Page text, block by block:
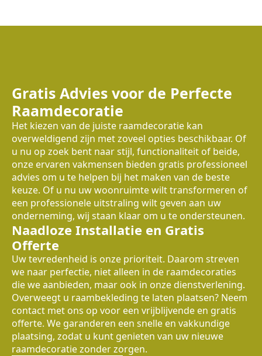
Gratis Advies voor de Perfecte
Raamdecoratie
Het kiezen van de juiste raamdecoratie kan
overweldigend zijn met zoveel opties beschikbaar. Of
u nu op zoek bent naar stijl, functionaliteit of beide,
onze ervaren vakmensen bieden gratis professioneel
advies om u te helpen bij het maken van de beste
keuze. Of u nu uw woonruimte wilt transformeren of
een professionele uitstraling wilt geven aan uw
onderneming, wij staan klaar om u te ondersteunen.
Naadloze Installatie en Gratis
Offerte
Uw tevredenheid is onze prioriteit. Daarom streven
we naar perfectie, niet alleen in de raamdecoraties
die we aanbieden, maar ook in onze dienstverlening.
Overweegt u raambekleding te laten plaatsen? Neem
contact met ons op voor een vrijblijvende en gratis
offerte. We garanderen een snelle en vakkundige
plaatsing, zodat u kunt genieten van uw nieuwe
raamdecoratie zonder zorgen.